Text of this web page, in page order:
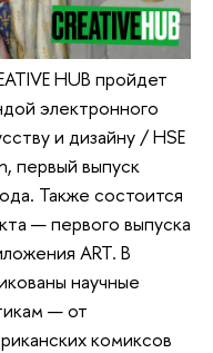
HUB пройдет
электронного
и дизайну / HSE
первый выпуск
Также состоится
— первого выпуска
ART. В
научные
— от
комиксов